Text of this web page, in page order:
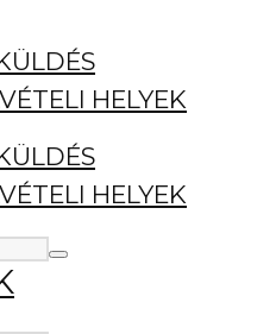
HELYEK
HELYEK